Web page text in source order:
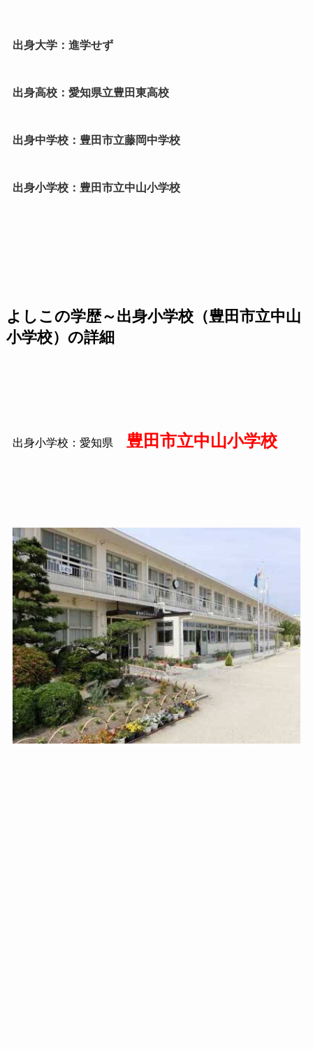
出身大学：進学せず
出身高校：愛知県立豊田東高校
出身中学校：豊田市立藤岡中学校
出身小学校：豊田市立中山小学校
よしこの学歴～出身小学校（豊田市立中山
小学校）の詳細
出身小学校：愛知県 豊田市立中山小学校